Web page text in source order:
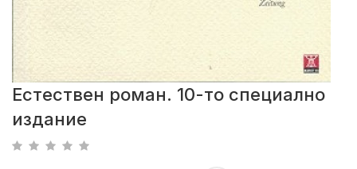
Естествен роман. 10-то специално
издание